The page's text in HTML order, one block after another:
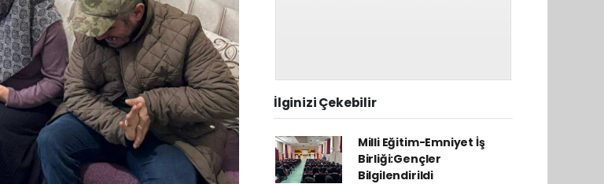
İlginizi Çekebilir
Milli Eğitim-Emniyet İş
Birliği:Gençler
Bilgilendirildi